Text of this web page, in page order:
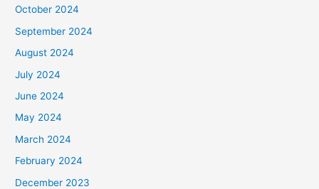
October 2024
September 2024
August 2024
July 2024
June 2024
May 2024
March 2024
February 2024
December 2023